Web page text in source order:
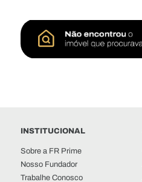
INSTITUCIONAL
Sobre a FR Prime
Nosso Fundador
Trabalhe Conosco